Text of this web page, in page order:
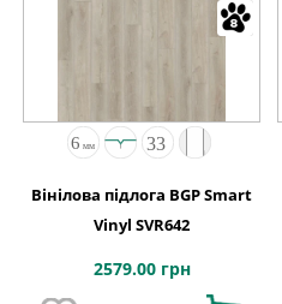
Вінілова підлога BGP Smart
Vinyl SVR642
2579.00 грн